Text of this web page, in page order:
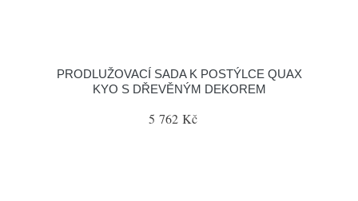
PRODLUŽOVACÍ SADA K POSTÝLCE QUAX
KYO S DŘEVĚNÝM DEKOREM
5 762 Kč